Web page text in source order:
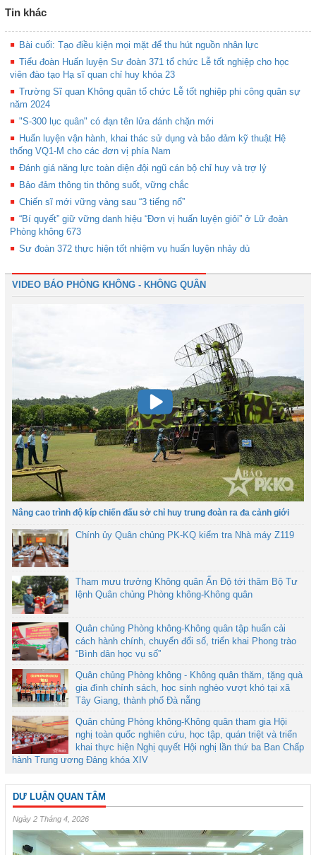
Tin khác
Bài cuối: Tạo điều kiện mọi mặt để thu hút nguồn nhân lực
Tiểu đoàn Huấn luyện Sư đoàn 371 tổ chức Lễ tốt nghiệp cho học
viên đào tạo Hạ sĩ quan chỉ huy khóa 23
Trường Sĩ quan Không quân tổ chức Lễ tốt nghiệp phi công quân sự
năm 2024
"S-300 lục quân" có đạn tên lửa đánh chặn mới
Huấn luyện vận hành, khai thác sử dụng và bảo đảm kỹ thuật Hệ
thống VQ1-M cho các đơn vị phía Nam
Đánh giá năng lực toàn diện đội ngũ cán bộ chỉ huy và trợ lý
Bảo đảm thông tin thông suốt, vững chắc
Chiến sĩ mới vững vàng sau “3 tiếng nổ”
“Bí quyết” giữ vững danh hiệu “Đơn vị huấn luyện giỏi” ở Lữ đoàn
Phòng không 673
Sư đoàn 372 thực hiện tốt nhiệm vụ huấn luyện nhảy dù
VIDEO BÁO PHÒNG KHÔNG - KHÔNG QUÂN
Nâng cao trình độ kíp chiến đấu sở chỉ huy trung đoàn ra đa cảnh giới
Chính ủy Quân chủng PK-KQ kiểm tra Nhà máy Z119
Tham mưu trưởng Không quân Ấn Độ tới thăm Bộ Tư
lệnh Quân chủng Phòng không-Không quân
Quân chủng Phòng không-Không quân tập huấn cải
cách hành chính, chuyển đổi số, triển khai Phong trào
“Bình dân học vụ số”
Quân chủng Phòng không - Không quân thăm, tặng quà
gia đình chính sách, học sinh nghèo vượt khó tại xã
Tây Giang, thành phố Đà nẵng
Quân chủng Phòng không-Không quân tham gia Hội
nghị toàn quốc nghiên cứu, học tập, quán triệt và triển
khai thực hiện Nghị quyết Hội nghị lần thứ ba Ban Chấp
hành Trung ương Đảng khóa XIV
DƯ LUẬN QUAN TÂM
Ngày 2 Tháng 4, 2026